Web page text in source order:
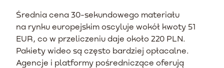
Średnia cena 30-sekundowego materiału
na rynku europejskim oscyluje wokół kwoty 51
EUR, co w przeliczeniu daje około 220 PLN.
Pakiety wideo są często bardziej opłacalne.
Agencje i platformy pośredniczące oferują